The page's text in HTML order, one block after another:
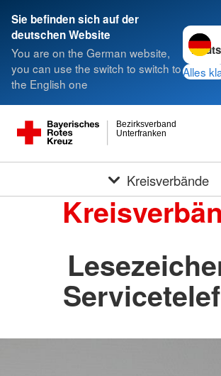
Sie befinden sich auf der
deutschen Website
You are on the German website,
you can use the switch to switch to
the English one
Alles
Unterfranken
Bezirksverband
Kreisverbände